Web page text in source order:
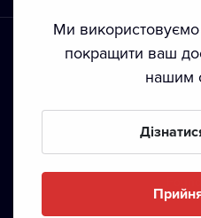
Положення й умови •
Ми
покращити ваш
нашим